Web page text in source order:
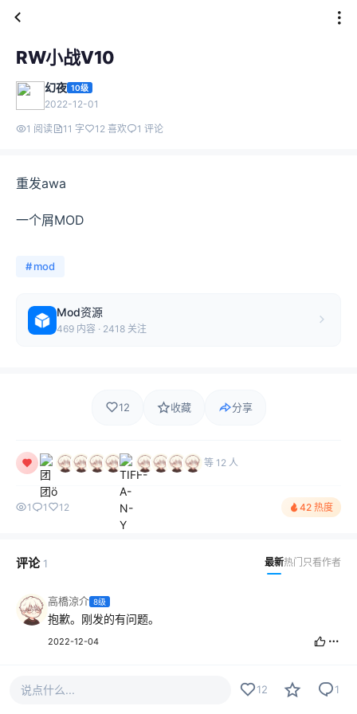
RW小战V10
幻夜 10级
2022-12-01
1 阅读 11 字 12 喜欢 1 评论
重发awa
一个屑MOD
#mod
Mod资源
469 内容 · 2418 关注
12 收藏 分享
等 12 人
1 1 12 42 热度
评论 1 最新热门 只看作者
高橋涼介 8级
抱歉。刚发的有问题。
2022-12-04
说点什么... 12 1